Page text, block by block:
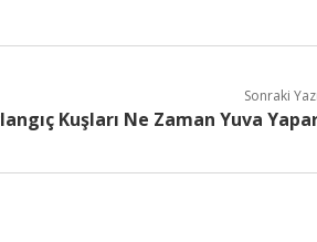
Sonraki
Kuşları Ne Zaman Yuva